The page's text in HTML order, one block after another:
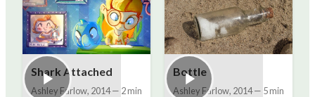
Shark Attached
Ashley Farlow, 2014— 2 min
Bottle
Ashley Farlow, 2014— 5 min